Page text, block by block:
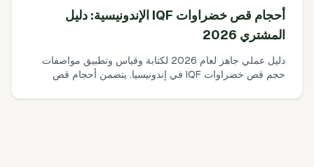
أحجام قص خضراوات IQF الإندونيسية: دليل
المشتري 2026
دليل عملي جاهز لعام 2026 لكتابة وقياس وتطبيق مواصفات
حجم قص خضراوات IQF في إندونيسيا. يتضمن أحجام قص
AQL حتى تتمكن من إصدار طلب سعر واضح والتحقق عند